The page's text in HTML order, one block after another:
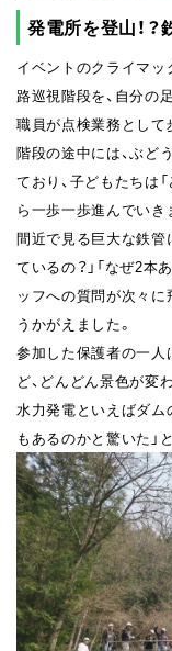
発電所を登山！
イベントのクライマッ
路巡視階段を、自分の
職員が点検業務として
階段の途中には、ぶど
ており、子どもたちは
ら一歩一歩進んでいき
間近で見る巨大な鉄管
ているの？」「なぜ2本
ッフへの質問が次々に
うかがえました。
参加した保護者の一人
ど、どんどん景色が変
水力発電といえばダム
もあるのかと驚いた」